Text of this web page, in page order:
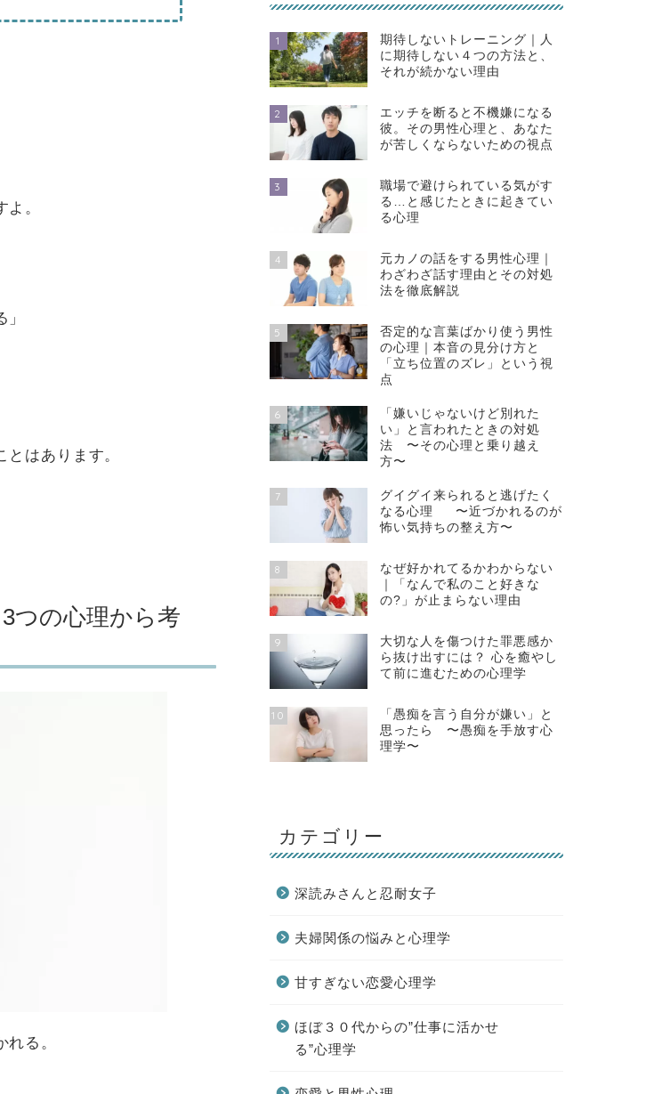
。
はあります。
つの心理から考
る。
1
期待しないトレーニング｜人
に期待しない４つの方法と、
それが続かない理由
2
エッチを断ると不機嫌になる
彼。その男性心理と、あなた
が苦しくならないための視点
3
職場で避けられている気がす
る…と感じたときに起きてい
る心理
4
元カノの話をする男性心理｜
わざわざ話す理由とその対処
法を徹底解説
5
否定的な言葉ばかり使う男性
の心理｜本音の見分け方と
「立ち位置のズレ」という視
点
6
「嫌いじゃないけど別れた
い」と言われたときの対処
法 〜その心理と乗り越え
方〜
7
グイグイ来られると逃げたく
なる心理 〜近づかれるのが
怖い気持ちの整え方〜
8
なぜ好かれてるかわからない
｜「なんで私のこと好きな
の?」が止まらない理由
9
大切な人を傷つけた罪悪感か
ら抜け出すには？ 心を癒やし
て前に進むための心理学
10
「愚痴を言う自分が嫌い」と
思ったら 〜愚痴を手放す心
理学〜
カテゴリー
深読みさんと忍耐女子
夫婦関係の悩みと心理学
甘すぎない恋愛心理学
ほぼ３０代からの”仕事に活かせ
る”心理学